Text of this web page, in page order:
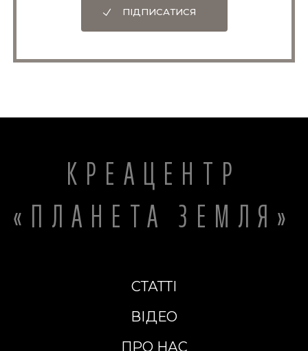
ПІДПИСАТИСЯ
КРЕАЦЕНТР
«ПЛАНЕТА ЗЕМЛЯ»
СТАТТІ
ВІДЕО
ПРО НАС